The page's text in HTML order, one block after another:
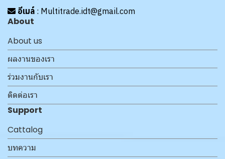
อีเมล์ : Multitrade.idt@gmail.com
About
About us
ผลงานของเรา
ร่วมงานกับเรา
ติดต่อเรา
Support
Cattalog
บทความ